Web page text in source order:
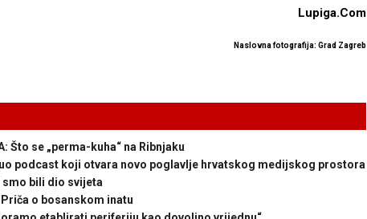
Lupiga.Com
Naslovna fotografija: Grad Zagreb
Što se „perma-kuha“ na Ribnjaku
podcast koji otvara novo poglavlje hrvatskog medijskog prostora
smo bili dio svijeta
Priča o bosanskom inatu